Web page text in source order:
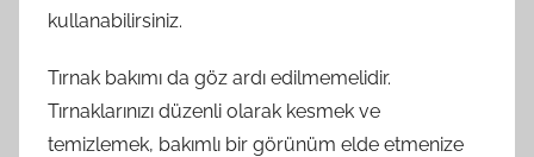
kullanabilirsiniz.
Tırnak bakımı da göz ardı edilmemelidir.
Tırnaklarınızı düzenli olarak kesmek ve
temizlemek, bakımlı bir görünüm elde etmenize